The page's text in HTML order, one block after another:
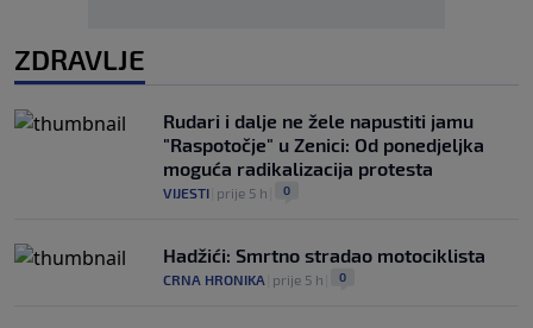
ZDRAVLJE
Rudari i dalje ne žele napustiti jamu
"Raspotočje" u Zenici: Od ponedjeljka
moguća radikalizacija protesta
VIJESTI prije 5 h 0
Hadžići: Smrtno stradao motociklista
CRNA HRONIKA prije 5 h 0